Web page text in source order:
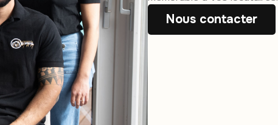
Nous contacter